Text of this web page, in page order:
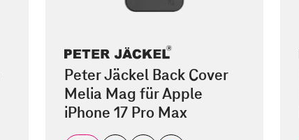
Peter Jäckel Back Cover
Melia Mag für Apple
iPhone 17 Pro Max